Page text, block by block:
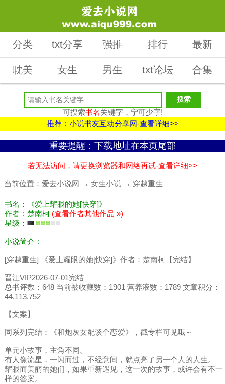
分类 txt分享 强推 排行 最新
耽美 女生 男生 txt论坛 合集
可搜索书名关键字，宁可少字!
推荐：小说书友互动分享网-查看详细>>
重要提醒：下载地址在本页尾部
若无法访问，请更换浏览器和网络再试-查看详细>>
当前位置： 爱去小说网 → 女生小说 → 穿越重生
书名：《爱上耀眼的她[快穿]》
作者：楚南柯 (查看作者其他作品 »)
星级：
小说简介：
[穿越重生] 《爱上耀眼的她[快穿]》作者：楚南柯【完结】
晋江VIP2026-07-01完结
总书评数：648 当前被收藏数：1901 营养液数：1789 文章积分：
44,113,752
【文案】
同系列完结：《和炮灰女配谈个恋爱》，戳专栏可见哦～
单元小故事，主角不同。
有人像流星，一闪而过，不经意间，就点亮了另一个人的人生。
耀眼而美丽的她们，如果重新遇见，这一次的故事，或许会有不一
样的答案。